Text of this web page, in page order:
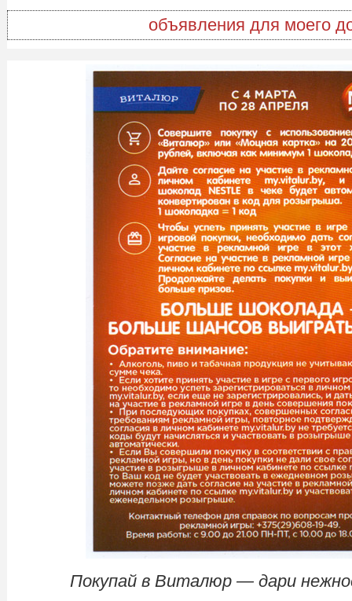
объявления для моего
Покупай в Виталюр — дари